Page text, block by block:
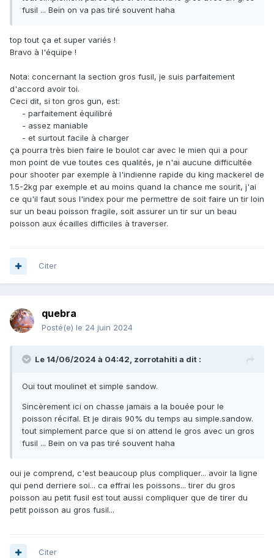
fusil ... Bein on va pas tiré souvent haha
top tout ça et super variés !
Bravo à l'équipe !
Nota: concernant la section gros fusil, je suis parfaitement
d'accord avoir toi.
Ceci dit, si ton gros gun, est:
- parfaitement équilibré
- assez maniable
- et surtout facile à charger
ça pourra très bien faire le boulot car avec le mien qui a pour
mon point de vue toutes ces qualités, je n'ai aucune difficultée
pour shooter par exemple à l'indienne rapide du king mackerel de
1.5-2kg par exemple et au moins quand la chance me sourit, j'ai
ce qu'il faut sous l'index pour me permettre de soit faire un tir loin
sur un beau poisson fragile, soit assurer un tir sur un beau
poisson aux écailles difficiles à traverser.
Citer
quebra
Posté(e) le 24 juin 2024
Le 14/06/2024 à 04:42, zorrotahiti a dit :
Oui tout moulinet et simple sandow.
Sincèrement ici on chasse jamais a la bouée pour le
poisson récifal. Et je dirais 90% du temps au simple.sandow.
tout simplement parce que si on attend le gros avec un gros
fusil ... Bein on va pas tiré souvent haha
oui je comprend, c'est beaucoup plus compliquer... avoir la ligne
qui pend derriere soi... ca effrai les poissons... tirer du gros
poisson au petit fusil est tout aussi compliquer que de tirer du
petit poisson au gros fusil...
Citer